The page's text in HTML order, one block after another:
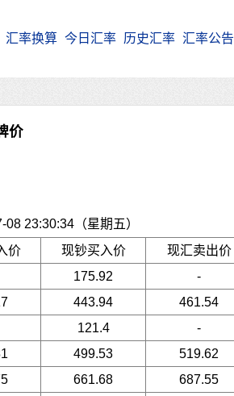
汇率换算 今日汇率 历史汇率 汇率公告
价
23:30:34（星期五）
价 现钞买入价 现汇卖出价
175.92 -
443.94 461.54
121.4 -
499.53 519.62
661.68 687.55